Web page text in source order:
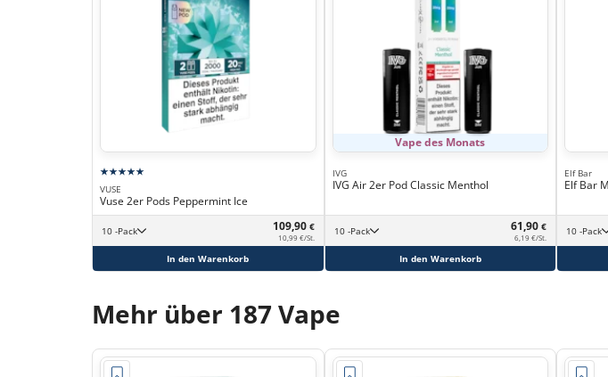
VUSE
Vuse 2er Pods Peppermint Ice
10 -Pack 109,90 €
10,99 €/St.
In den Warenkorb
Vape des Monats
IVG
IVG Air 2er Pod Classic Menthol
10 -Pack 61,90 €
6,19 €/St.
In den Warenkorb
Elf Bar
Elf Bar
10 -Pack
Mehr über 187 Vape